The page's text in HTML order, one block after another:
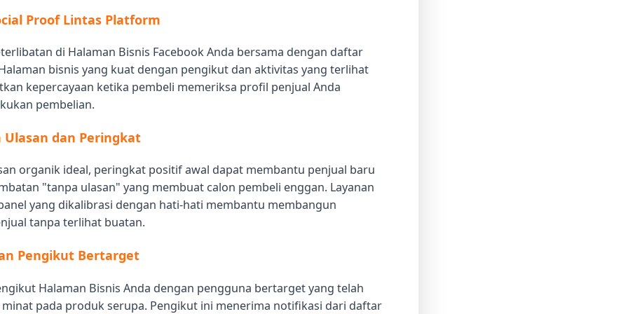
Proof Lintas Platform
di Halaman Bisnis Facebook Anda bersama dengan daftar
bisnis yang kuat dengan pengikut dan aktivitas yang terlihat
kepercayaan ketika pembeli memeriksa profil penjual Anda
pembelian.
dan Peringkat
organik ideal, peringkat positif awal dapat membantu penjual baru
"tanpa ulasan" yang membuat calon pembeli enggan. Layanan
yang dikalibrasi dengan hati-hati membantu membangun
tanpa terlihat buatan.
Pengikut Bertarget
Halaman Bisnis Anda dengan pengguna bertarget yang telah
pada produk serupa. Pengikut ini menerima notifikasi dari daftar